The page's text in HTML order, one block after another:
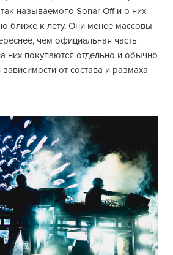
называемого Sonar Off и о них
ближе к лету. Они менее массовы
чем официальная часть
них покупаются отдельно и обычно
от состава и размаха